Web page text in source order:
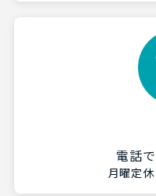
電話
月曜定